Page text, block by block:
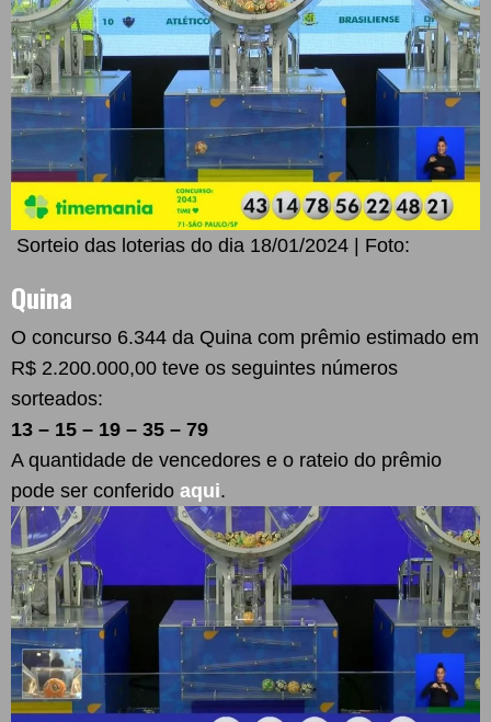
Sorteio das loterias do dia 18/01/2024 | Foto:
Quina
O concurso 6.344 da Quina com prêmio estimado em
R$ 2.200.000,00 teve os seguintes números
sorteados:
13 – 15 – 19 – 35 – 79
A quantidade de vencedores e o rateio do prêmio
pode ser conferido aqui.